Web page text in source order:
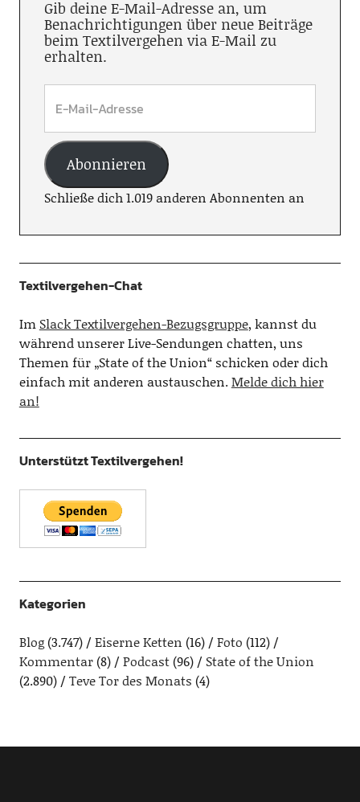
Gib deine E-Mail-Adresse an, um
Benachrichtigungen über neue Beiträge
beim Textilvergehen via E-Mail zu
erhalten.
Abonnieren
Schließe dich 1.019 anderen Abonnenten an
Textilvergehen-Chat
Im Slack Textilvergehen-Bezugsgruppe, kannst du
während unserer Live-Sendungen chatten, uns
Themen für „State of the Union“ schicken oder dich
einfach mit anderen austauschen.Melde dich hier
an!
Unterstützt Textilvergehen!
Kategorien
Blog(3.747) Eiserne Ketten (16) Foto (112)
Kommentar(8) Podcast(96)
State of the Union
(2.890)
Teve Tor des Monats (4)